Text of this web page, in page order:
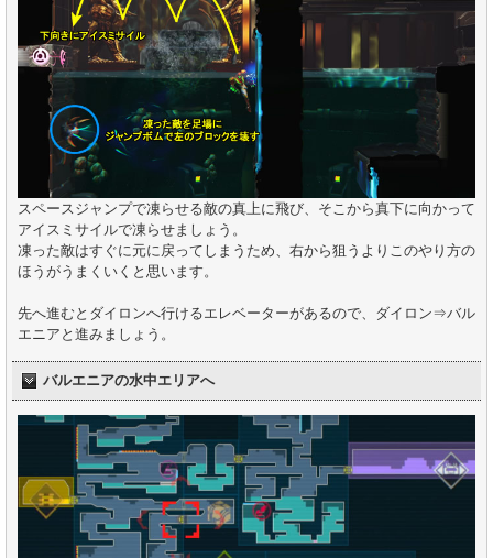
スペースジャンプで凍らせる敵の真上に飛び、そこから真下に向かって
アイスミサイルで凍らせましょう。
凍った敵はすぐに元に戻ってしまうため、右から狙うよりこのやり方の
ほうがうまくいくと思います。
先へ進むとダイロンへ行けるエレベーターがあるので、ダイロン⇒バル
エニアと進みましょう。
バルエニアの水中エリアへ